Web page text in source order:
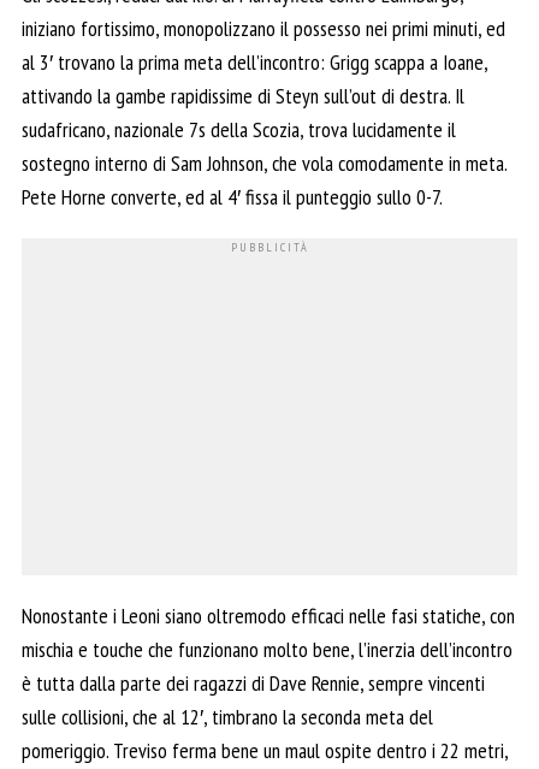
iniziano fortissimo, monopolizzano il possesso nei primi minuti, ed
al 3′ trovano la prima meta dell’incontro: Grigg scappa a Ioane,
attivando la gambe rapidissime di Steyn sull’out di destra. Il
sudafricano, nazionale 7s della Scozia, trova lucidamente il
sostegno interno di Sam Johnson, che vola comodamente in meta.
Pete Horne converte, ed al 4′ fissa il punteggio sullo 0-7.
Nonostante i Leoni siano oltremodo efficaci nelle fasi statiche, con
mischia e touche che funzionano molto bene, l’inerzia dell’incontro
è tutta dalla parte dei ragazzi di Dave Rennie, sempre vincenti
sulle collisioni, che al 12′, timbrano la seconda meta del
pomeriggio. Treviso ferma bene un maul ospite dentro i 22 metri,